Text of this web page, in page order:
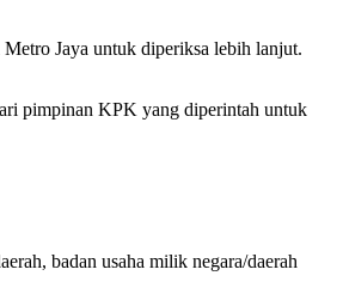
Jaya untuk diperiksa lebih lanjut.
pimpinan KPK yang diperintah untuk
badan usaha milik negara/daerah